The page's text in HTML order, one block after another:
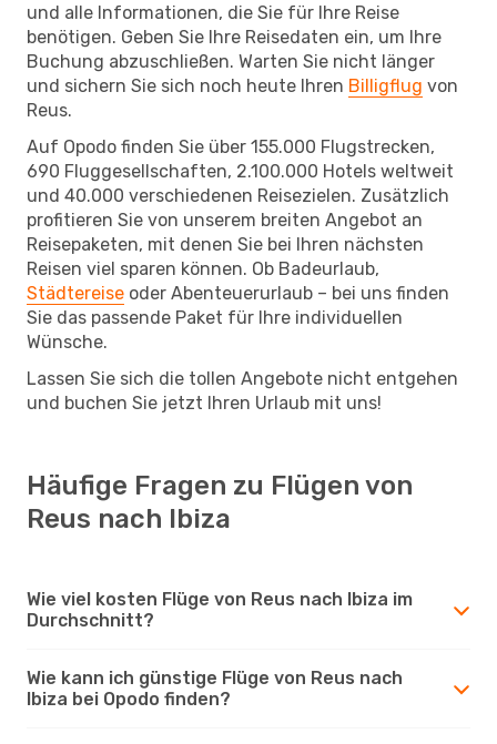
und alle Informationen, die Sie für Ihre Reise
benötigen. Geben Sie Ihre Reisedaten ein, um Ihre
Buchung abzuschließen. Warten Sie nicht länger
und sichern Sie sich noch heute Ihren Billigflug von
Reus.
Auf Opodo finden Sie über 155.000 Flugstrecken,
690 Fluggesellschaften, 2.100.000 Hotels weltweit
und 40.000 verschiedenen Reisezielen. Zusätzlich
profitieren Sie von unserem breiten Angebot an
Reisepaketen, mit denen Sie bei Ihren nächsten
Reisen viel sparen können. Ob Badeurlaub,
Städtereise oder Abenteuerurlaub – bei uns finden
Sie das passende Paket für Ihre individuellen
Wünsche.
Lassen Sie sich die tollen Angebote nicht entgehen
und buchen Sie jetzt Ihren Urlaub mit uns!
Häufige Fragen zu Flügen von
Reus nach Ibiza
Wie viel kosten Flüge von Reus nach Ibiza im
Durchschnitt?
Wie kann ich günstige Flüge von Reus nach
Ibiza bei Opodo finden?